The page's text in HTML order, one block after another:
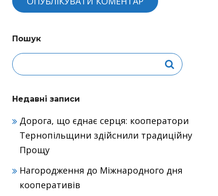
Пошук
Недавні записи
Дорога, що єднає серця: кооператори
Тернопільщини здійснили традиційну
Прощу
Нагородження до Міжнародного дня
кооперативів